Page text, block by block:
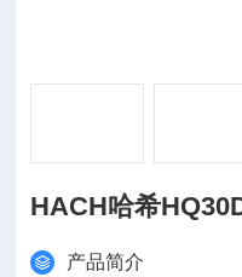
HACH哈希
产品简介